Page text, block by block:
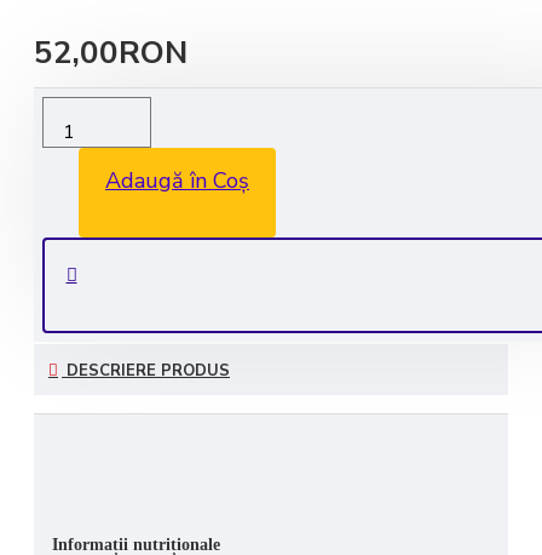
52,00RON
Adaugă în Coș
Livrare rapida in 1-2 zile lucratoare
Consultanta GRATUITA: 0735 530 450
DESCRIERE PRODUS
Informații nutriționale